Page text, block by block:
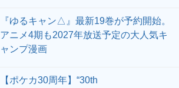
『ゆるキャン△』最新19巻が予約開始。
アニメ4期も2027年放送予定の大人気キ
ャンプ漫画
【ポケカ30周年】“30th